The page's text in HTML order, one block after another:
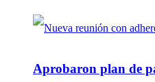
Aprobaron plan de